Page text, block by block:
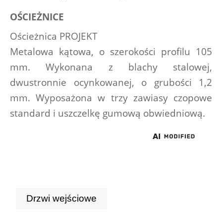
OŚCIEŻNICE
Ościeżnica PROJEKT
Metalowa kątowa, o szerokości profilu 105
mm. Wykonana z blachy stalowej,
dwustronnie ocynkowanej, o grubości 1,2
mm. Wyposażona w trzy zawiasy czopowe
standard i uszczelkę gumową obwiedniową.
Drzwi wejściowe